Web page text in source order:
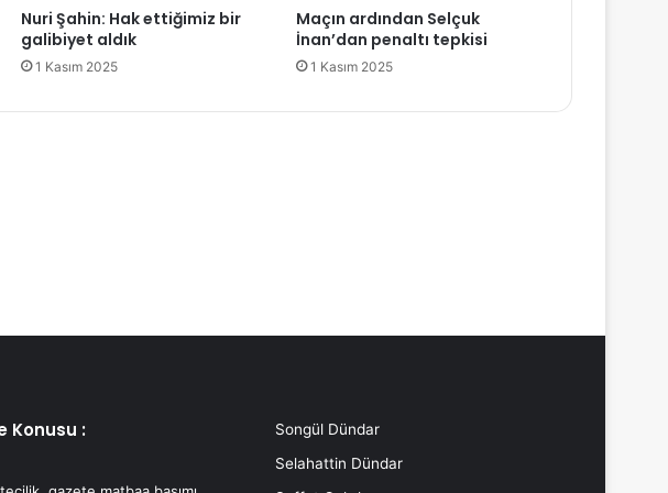
m
Nuri Şahin: Hak ettiğimiz bir
galibiyet aldık
1 Kasım 2025
Maçın ardından Selçuk
İnan’dan penaltı tepkisi
1 Kasım 2025
Konusu :
Songül Dündar
Selahattin Dündar